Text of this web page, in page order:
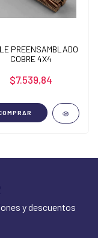
PREENSAMBLADO
COBRE 4X4
$7.539,84
y descuentos